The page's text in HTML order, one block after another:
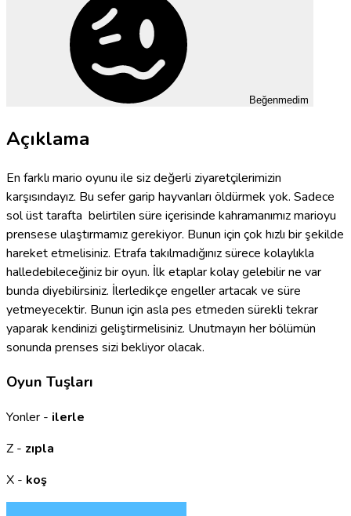
Beğenmedim
Açıklama
En farklı mario oyunu ile siz değerli ziyaretçilerimizin
karşısındayız. Bu sefer garip hayvanları öldürmek yok. Sadece
sol üst tarafta belirtilen süre içerisinde kahramanımız marioyu
prensese ulaştırmamız gerekiyor. Bunun için çok hızlı bir şekilde
hareket etmelisiniz. Etrafa takılmadığınız sürece kolaylıkla
halledebileceğiniz bir oyun. İlk etaplar kolay gelebilir ne var
bunda diyebilirsiniz. İlerledikçe engeller artacak ve süre
yetmeyecektir. Bunun için asla pes etmeden sürekli tekrar
yaparak kendinizi geliştirmelisiniz. Unutmayın her bölümün
sonunda prenses sizi bekliyor olacak.
Oyun Tuşları
Yonler - ilerle
Z - zıpla
X - koş